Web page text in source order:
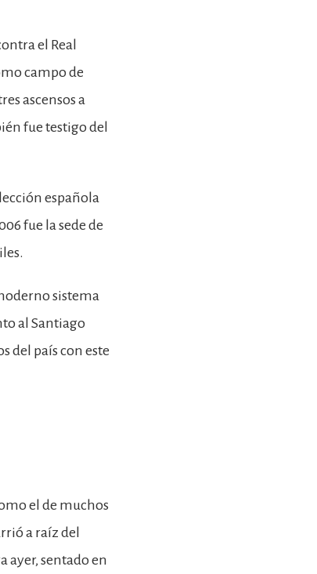
el Real
campo de
ascensos a
fue testigo del
española
fue la sede de
sistema
al Santiago
del país con este
el de muchos
a raíz del
ayer, sentado en